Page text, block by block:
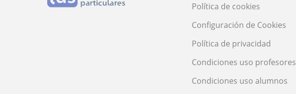
Política de cookies
Configuración de Cookies
Política de privacidad
Condiciones uso profesores
Condiciones uso alumnos